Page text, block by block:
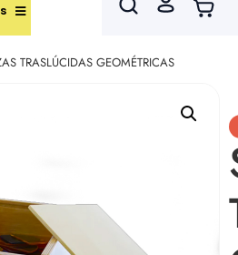
TRASLÚCIDAS GEOMÉTRICAS